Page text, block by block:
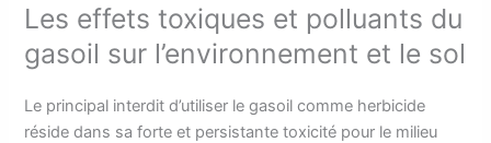
Les effets toxiques et polluants du
gasoil sur l’environnement et le sol
Le principal interdit d’utiliser le gasoil comme herbicide
réside dans sa forte et persistante toxicité pour le milieu